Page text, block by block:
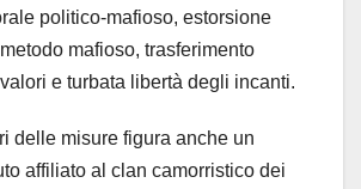
politico-mafioso, estorsione
mafioso, trasferimento
e turbata libertà degli incanti.
delle misure figura anche un
affiliato al clan camorristico dei